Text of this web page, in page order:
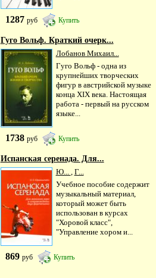
1287 руб Купить
Гуго Вольф. Краткий очерк...
Лобанов Михаил...
Гуго Вольф - одна из
крупнейших творческих
фигур в австрийской музыке
конца XIX века. Настоящая
работа - первый на русском
языке...
1738 руб Купить
Испанская серенада. Для...
Ю... , Г...
Учебное пособие содержит
музыкальный материал,
который может быть
использован в курсах
"Хоровой класс",
"Управление хором и...
869 руб Купить